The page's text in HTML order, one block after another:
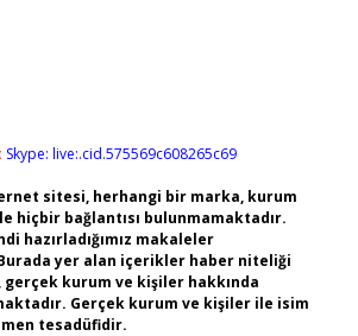
Skype: live:.cid.575569c608265c69
sitesi, herhangi bir marka, kurum
hiçbir bağlantısı bulunmamaktadır.
hazırladığımız makaleler
yer alan içerikler haber niteliği
gerçek kurum ve kişiler hakkında
Gerçek kurum ve kişiler ile isim
tesadüfidir.